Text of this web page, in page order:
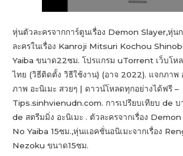
หุ่นตัวละครจากการ์ตูนเรื่อง Demon Slayer,หุ่น
ละครในเรื่อง Kanroji Mitsuri Kochou
Yaiba ขนาด22ซม. โปรแกรม uTorrent เว็บโห
ไทย (วิธีติดตั้ง วิธีใช้งาน) (อาจ 2022). แจกภาพ
ภาพ อะนิเมะ สวยๆ | ดาวน์โหลดทุกอย่างได้ฟรี –
Tips.sinhvienudn.com. การเปรียบเทียบ de บ
de สตรีมมิ่ง อะนิเมะ . ตัวละครจากเรื่อง
No Yaiba 15ซม.,หุ่นแอคชั่นอนิเมะจากเรื่อง
Nezoku ขนาด15ซม.